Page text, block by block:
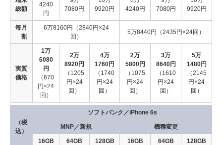
総額
4240
円
7080円
9920円
4240円
7080円
9920円
毎月
割
6万8160円（2840円×24
回）
5万8440円（2435円×24回）
実質
価格
1万
6080
円
（670
円×24
回）
2万
8920円
（1205
円×24
回）
4万
1760円
（1740
円×24
回）
2万
5800円
（1075
円×24
回）
3万
8640円
（1610
円×24
回）
5万
1480円
（2145
円×24
回）
（税
込）
ソフトバンク／iPhone 6s
MNP／新規 機種変更
16GB 64GB 128GB 16GB 64GB 128GB